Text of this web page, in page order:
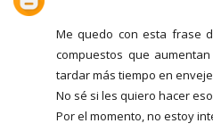
Me quedo con esta frase
compuestos que
tardar más tiempo en
No sé si les quiero hacer
Por el momento, no estoy